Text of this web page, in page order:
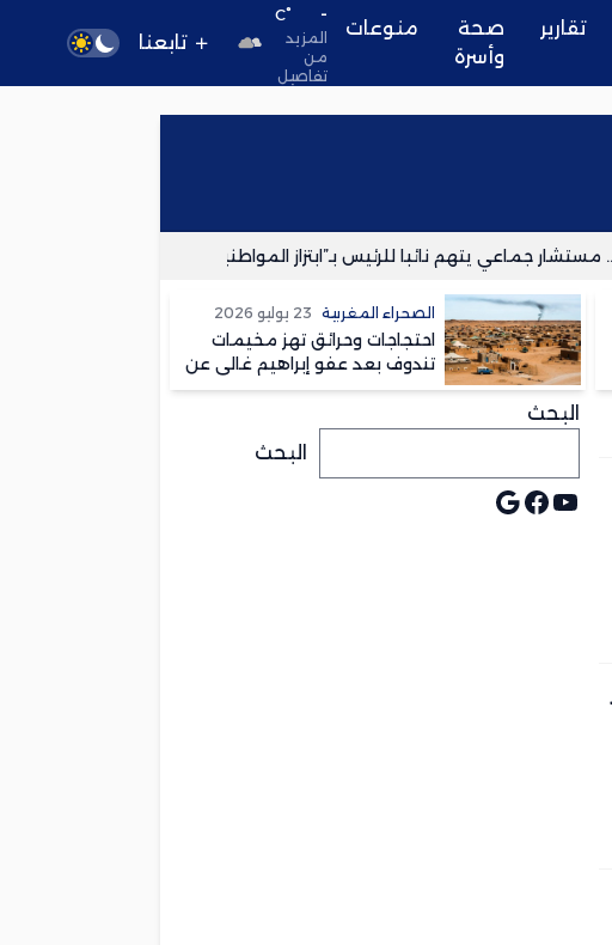
تقارير
صحة
وأسرة
منوعات
-
°C
المزيد
من
تفاصيل
تابعنا
جماعي يتهم نائبا للرئيس بـ”ابتزاز المواطنين”
الصحراء المغربية 23 يوليو 2026
احتجاجات وحرائق تهز مخيمات
تندوف بعد عفو إبراهيم غالي عن
متهم بقتل امرأة
البحث
البحث
يوتيوب
فيسبوك
جوجل